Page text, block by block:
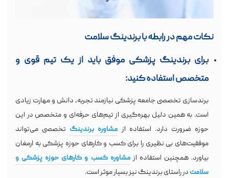
نکات مهم در رابطه با برندینگ سلامت
برای برندینگ پزشکی موفق باید از یک تیم قوی و
متخصص استفاده کنید:
برندسازی تخصصی جامعه پزشکی نیازمند تجربه، دانش و مهارت زیادی
است. به همین دلیل بهره‌گیری از تیم‌های حرفه‌ای و متخصص در این
حوزه ضرورت دارد. استفاده از مشاوره برندینگ تخصصی می‌تواند
موفقیت‌های بی نظیری را برای کسب و کارهای حوزه پزشکی به ارمغان
بیاورد. همچنین استفاده ازمشاوره کسب و کارهای حوزه پزشکی و
سلامت در راستای برندینگ نیز بسیار موثر است.